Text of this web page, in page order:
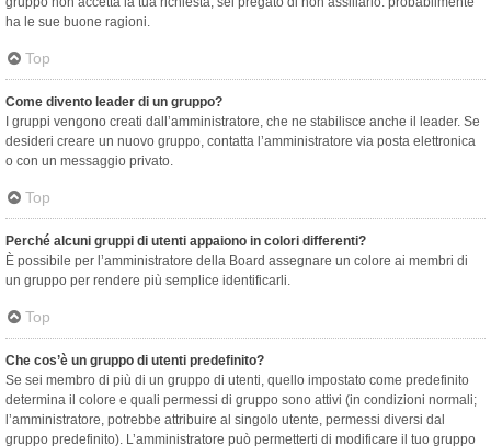
ha le sue buone ragioni.
Top
Come divento leader di un gruppo?
I gruppi vengono creati dall’amministratore, che ne stabilisce anche il leader. Se
desideri creare un nuovo gruppo, contatta l’amministratore via posta elettronica
o con un messaggio privato.
Top
Perché alcuni gruppi di utenti appaiono in colori differenti?
È possibile per l’amministratore della Board assegnare un colore ai membri di
un gruppo per rendere più semplice identificarli.
Top
Che cos’è un gruppo di utenti predefinito?
Se sei membro di più di un gruppo di utenti, quello impostato come predefinito
determina il colore e quali permessi di gruppo sono attivi (in condizioni normali;
l’amministratore, potrebbe attribuire al singolo utente, permessi diversi dal
gruppo predefinito). L’amministratore può permetterti di modificare il tuo gruppo